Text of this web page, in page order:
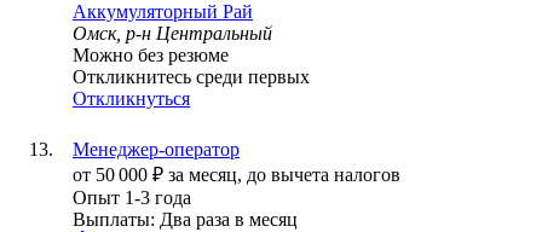
Аккумуляторный Рай
Омск, р-н Центральный
Можно без резюме
Откликнитесь среди первых
Откликнуться
Менеджер-оператор
от 50 000 ₽ за месяц, до вычета налогов
Опыт 1-3 года
Выплаты: Два раза в месяц